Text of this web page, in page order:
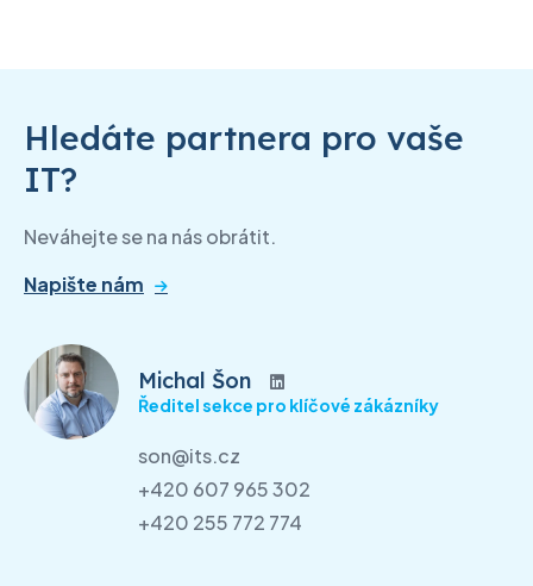
Hledáte partnera pro vaše
IT?
Neváhejte se na nás obrátit.
Napište nám
Michal Šon
Ředitel sekce pro klíčové zákázníky
son@its.cz
+420 607 965 302
+420 255 772 774